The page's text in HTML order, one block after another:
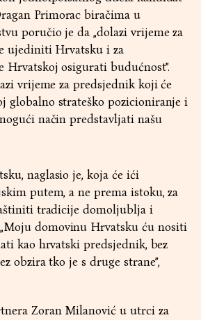
Primorac biračima u
poručio je da „dolazi vrijeme za
ujediniti Hrvatsku i za
Hrvatskoj osigurati budućnost”.
vrijeme za predsjednik koji će
globalno strateško pozicioniranje i
način predstavljati našu
naglasio je, koja će ići
putem, a ne prema istoku, za
tradicije domoljublja i
domovinu Hrvatsku ću nositi
kao hrvatski predsjednik, bez
obzira tko je s druge strane”,
Zoran Milanović u utrci za